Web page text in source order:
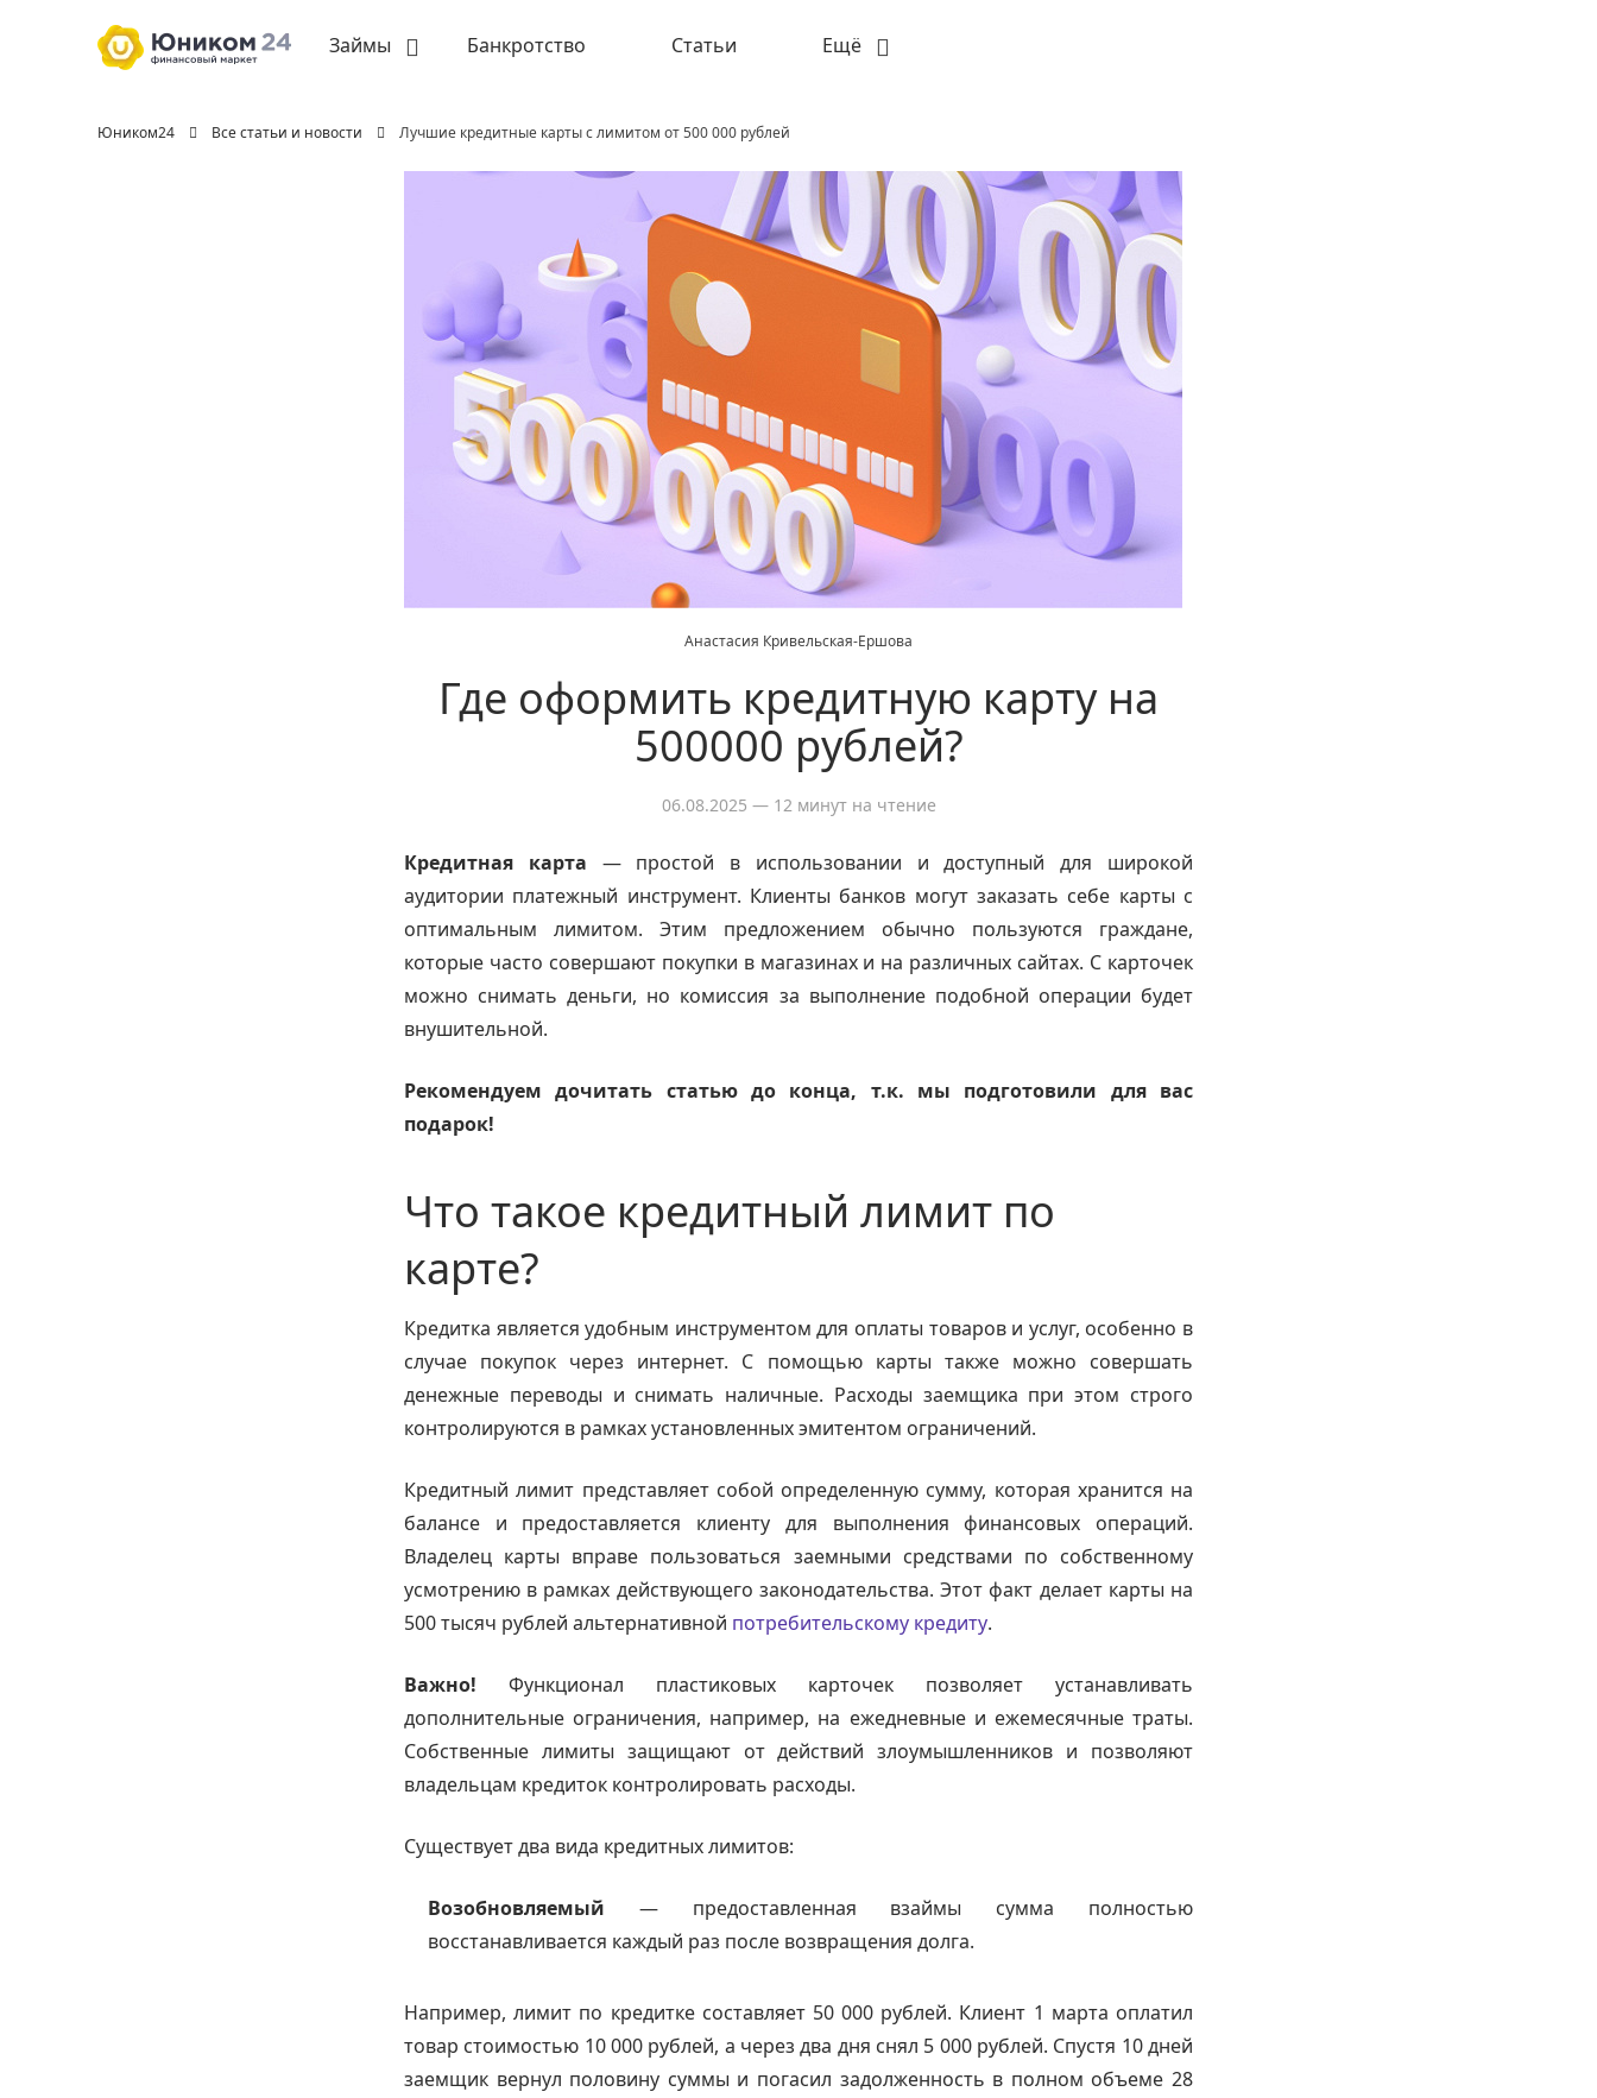
Займы Банкротство Статьи Ещё
Юником24 Все статьи и новости Лучшие кредитные карты с лимитом от 500 000 рублей
Анастасия Кривельская-Ершова
Где оформить кредитную карту на
500000 рублей?
06.08.2025 — 12 минут на чтение
Кредитная карта — простой в использовании и доступный для широкой
аудитории платежный инструмент. Клиенты банков могут заказать себе карты с
оптимальным лимитом. Этим предложением обычно пользуются граждане,
которые часто совершают покупки в магазинах и на различных сайтах. С карточек
можно снимать деньги, но комиссия за выполнение подобной операции будет
внушительной.
Рекомендуем дочитать статью до конца, т.к. мы подготовили для вас
подарок!
Что такое кредитный лимит по
карте?
Кредитка является удобным инструментом для оплаты товаров и услуг, особенно в
случае покупок через интернет. С помощью карты также можно совершать
денежные переводы и снимать наличные. Расходы заемщика при этом строго
контролируются в рамках установленных эмитентом ограничений.
Кредитный лимит представляет собой определенную сумму, которая хранится на
балансе и предоставляется клиенту для выполнения финансовых операций.
Владелец карты вправе пользоваться заемными средствами по собственному
усмотрению в рамках действующего законодательства. Этот факт делает карты на
500 тысяч рублей альтернативной потребительскому кредиту.
Важно! Функционал пластиковых карточек позволяет устанавливать
дополнительные ограничения, например, на ежедневные и ежемесячные траты.
Собственные лимиты защищают от действий злоумышленников и позволяют
владельцам кредиток контролировать расходы.
Существует два вида кредитных лимитов:
Возобновляемый — предоставленная взаймы сумма полностью
восстанавливается каждый раз после возвращения долга.
Например, лимит по кредитке составляет 50 000 рублей. Клиент 1 марта оплатил
товар стоимостью 10 000 рублей, а через два дня снял 5 000 рублей. Спустя 10 дней
заемщик вернул половину суммы и погасил задолженность в полном объеме 28